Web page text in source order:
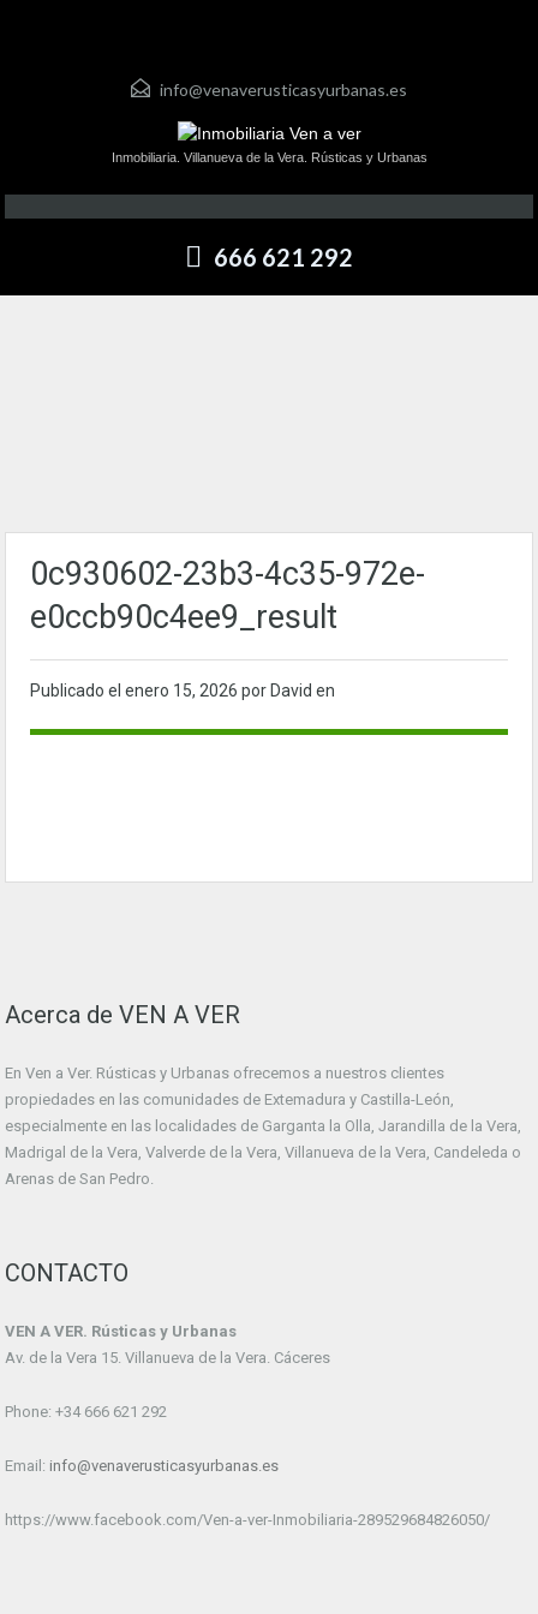
info@venaverusticasyurbanas.es
Inmobiliaria. Villanueva de la Vera. Rústicas y Urbanas
666 621 292
0c930602-23b3-4c35-972e-
e0ccb90c4ee9_result
Publicado el enero 15, 2026 por David en
Acerca de VEN A VER
En Ven a Ver. Rústicas y Urbanas ofrecemos a nuestros clientes
propiedades en las comunidades de Extemadura y Castilla-León,
especialmente en las localidades de Garganta la Olla, Jarandilla de la Vera,
Madrigal de la Vera, Valverde de la Vera, Villanueva de la Vera, Candeleda o
Arenas de San Pedro.
CONTACTO
VEN A VER. Rústicas y Urbanas
Av. de la Vera 15. Villanueva de la Vera. Cáceres
Phone: +34 666 621 292
Email: info@venaverusticasyurbanas.es
https://www.facebook.com/Ven-a-ver-Inmobiliaria-289529684826050/